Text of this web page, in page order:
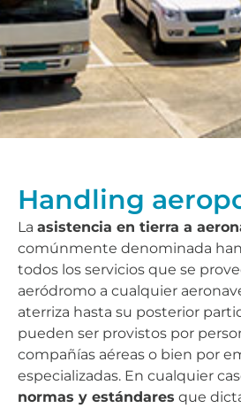
Handling
La asistencia en tierra a
comúnmente denominada
todos los servicios que se
aeródromo a cualquier
aterriza hasta su posterior
pueden ser provistos por
compañías aéreas o bien por
especializadas. En cualquier
normas y estándares que